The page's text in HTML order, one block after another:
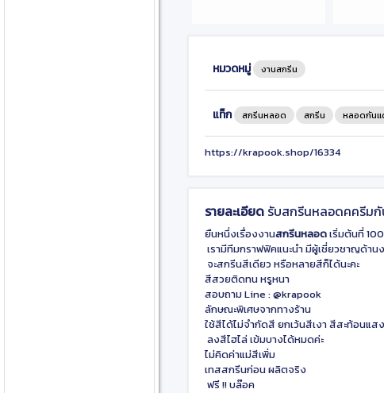
หมวดหมู่ งานสกรีน
แท็ก สกรีนหลอด สกรีน หลอดกัน
https://krapook.shop/16334
รายละเอียด รับสกรีนหลอดคครีม
ยืนหนึ่งเรื่องงานสกรีนหลอดเริ่มต้นที่
เรามีทีมกราฟฟิคแนะนำ มีผู้เชี่ยวชาญด้า
จะสกรีนสีเดียว หรือหลายสีก็ได้นะคะ
สีสวยติดทน หรูหนา
สอบถาม Line : @krapook
ลักษณะพิเศษจากทางร้าน
ใช้สีได้ไม่จำกัดสี ยกเว้นสีเงา สีสะท้อนแสง
ลงสีไฮไล่ เข้มบางได้หมดค่ะ
ไม่คิดค่าแม่สีเพิ่ม
เทสสกรีนก่อน ผลิตจริง
ฟรี !! บล๊อค